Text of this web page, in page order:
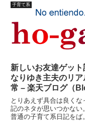
月まではとりあえず予定
の退院もほぼ明日に決ま
女と長男は今日から１泊
旅行。私と末娘が留守番
校...
子育て系
新しいお友達ゲット
なりゆき主夫のリア
常 – 楽天ブログ（
とりあえず具合は良くな
記のネタが思いつかない
普通の子育て系日記をば